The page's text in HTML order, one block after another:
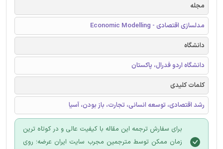
مجله
مدلسازی اقتصادی - Economic Modelling
دانشگاه
دانشگاه اردو فدرال، پاکستان
کلمات کلیدی
رشد اقتصادی، توسعه انسانی، تجارت، باز بودن، آسیا
برای سفارش ترجمه این مقاله با کیفیت عالی و در کوتاه ترین
زمان ممکن توسط مترجمین مجرب سایت ایران عرضه؛ روی